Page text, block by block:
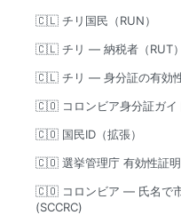
🇨🇱 チリ国民（RUN）
🇨🇱 チリ — 納税者（RUT）
🇨🇱 チリ — 身分証の有効
🇨🇴 コロンビア身分証ガイ
🇨🇴 国民ID（拡張）
🇨🇴 選挙管理庁 有効性証明
🇨🇴 コロンビア — 氏名で
(SCCRC)